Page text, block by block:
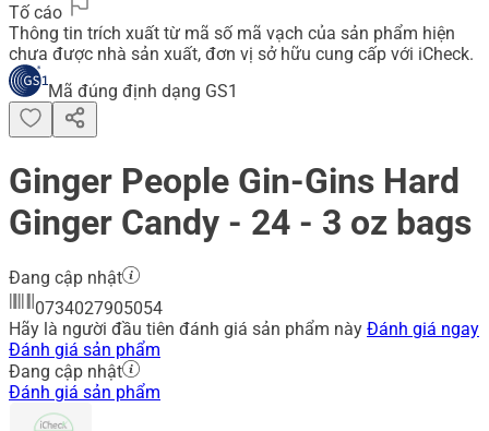
Tố cáo
Thông tin trích xuất từ mã số mã vạch của sản phẩm hiện
chưa được nhà sản xuất, đơn vị sở hữu cung cấp với iCheck.
Mã đúng định dạng GS1
Ginger People Gin-Gins Hard
Ginger Candy - 24 - 3 oz bags
Đang cập nhật
0734027905054
Hãy là người đầu tiên đánh giá sản phẩm này Đánh giá ngay
Đánh giá sản phẩm
Đang cập nhật
Đánh giá sản phẩm